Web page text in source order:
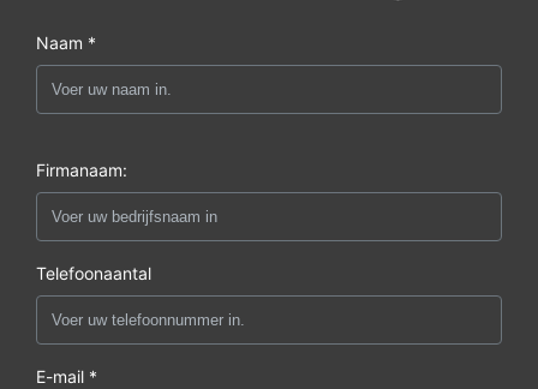
Naam *
Firmanaam:
Telefoonaantal
E-mail *